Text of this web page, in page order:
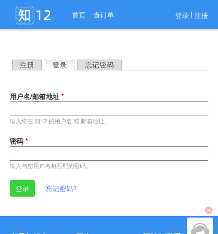
首页
查订单 登录 | 注册
标
注册 登录 （活动标签）
忘记密码
用户名/邮箱地址 *
输入您在 知12 的用户名 或 邮箱地址。
密码 *
输入与您用户名相匹配的密码。
忘记密码?